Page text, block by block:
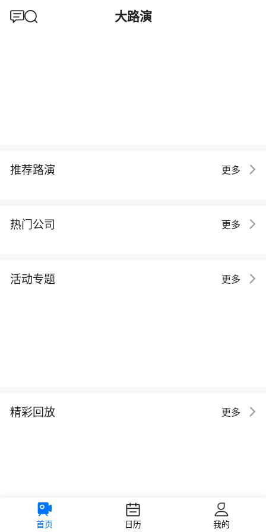
大路演
推荐路演 更多
热门公司 更多
活动专题 更多
精彩回放 更多
首页 日历 我的